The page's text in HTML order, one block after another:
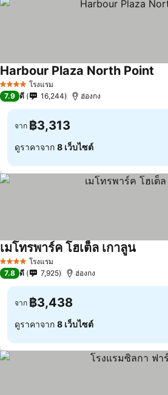
4 ดาว โรงแรม
Harbour Plaza North Point
7.9 ดี 16,244 ฮ่องกง
จาก ฿3,313
ดูราคาจาก 8 เว็บไซต์
4 ดาว โรงแรม
เมโทรพาร์ค โฮเต็ล เกาลูน
7.8 ดี 7,925 ฮ่องกง
จาก ฿3,438
ดูราคาจาก 8 เว็บไซต์